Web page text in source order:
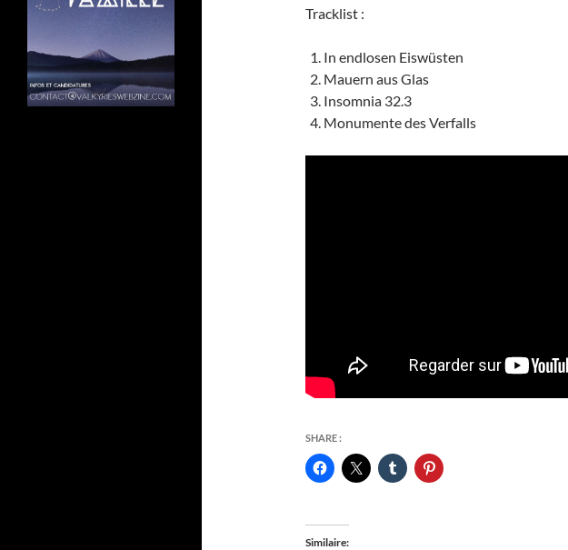
Tracklist :
In endlosen Eiswüsten
Mauern aus Glas
Insomnia 32.3
Monumente des Verfalls
SHARE :
Similaire